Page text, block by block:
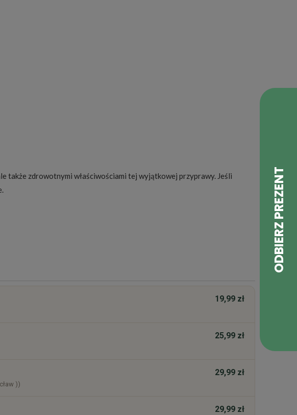
także zdrowotnymi właściwościami tej wyjątkowej przyprawy. Jeśli
19,99 zł
25,99 zł
))
29,99 zł
29,99 zł